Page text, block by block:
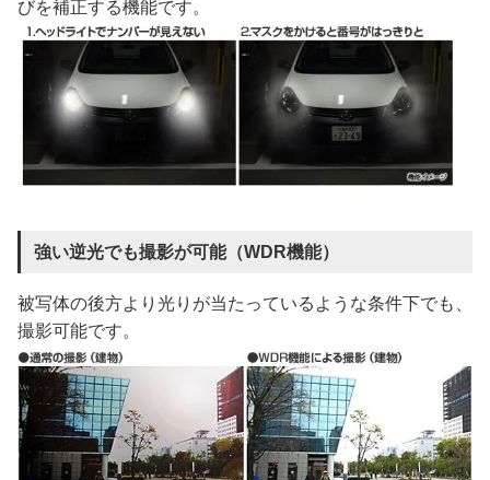
びを補正する機能です。
強い逆光でも撮影が可能（WDR機能）
被写体の後方より光りが当たっているような条件下でも、
撮影可能です。